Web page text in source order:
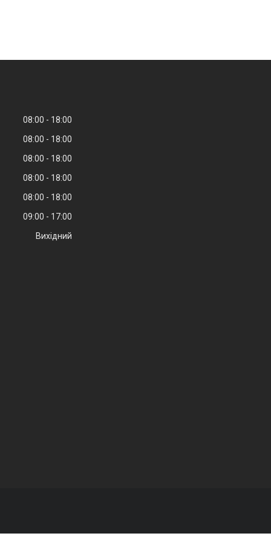
08:00
18:00
08:00
18:00
08:00
18:00
08:00
18:00
08:00
18:00
09:00
17:00
Вихідний